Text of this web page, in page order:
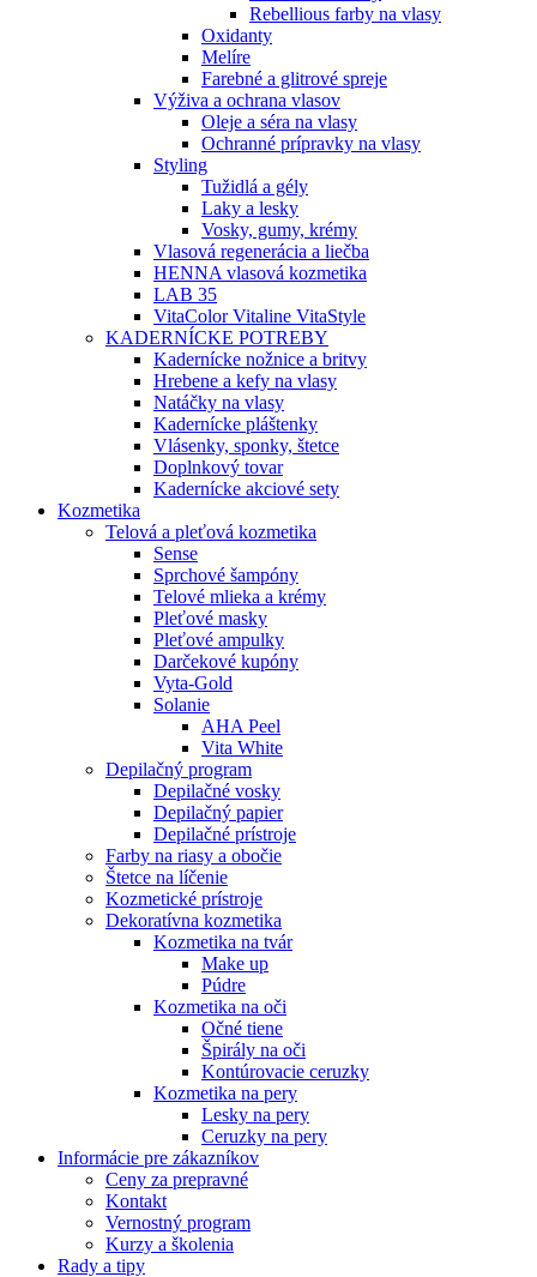
Rebellious farby na vlasy
Oxidanty
Melíre
Farebné a glitrové spreje
Výživa a ochrana vlasov
Oleje a séra na vlasy
Ochranné prípravky na vlasy
Styling
Tužidlá a gély
Laky a lesky
Vosky, gumy, krémy
Vlasová regenerácia a liečba
HENNA vlasová kozmetika
LAB 35
VitaColor Vitaline VitaStyle
KADERNÍCKE POTREBY
Kadernícke nožnice a britvy
Hrebene a kefy na vlasy
Natáčky na vlasy
Kadernícke pláštenky
Vlásenky, sponky, štetce
Doplnkový tovar
Kadernícke akciové sety
Kozmetika
Telová a pleťová kozmetika
Sense
Sprchové šampóny
Telové mlieka a krémy
Pleťové masky
Pleťové ampulky
Darčekové kupóny
Vyta-Gold
Solanie
AHA Peel
Vita White
Depilačný program
Depilačné vosky
Depilačný papier
Depilačné prístroje
Farby na riasy a obočie
Štetce na líčenie
Kozmetické prístroje
Dekoratívna kozmetika
Kozmetika na tvár
Make up
Púdre
Kozmetika na oči
Očné tiene
Špirály na oči
Kontúrovacie ceruzky
Kozmetika na pery
Lesky na pery
Ceruzky na pery
Informácie pre zákazníkov
Ceny za prepravné
Kontakt
Vernostný program
Kurzy a školenia
Rady a tipy